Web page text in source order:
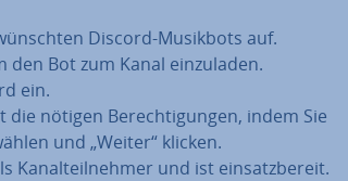
Discord-Musikbots auf.
den Bot zum Kanal ein­zu­la­den.
ein.
die nötigen Be­rech­ti­gun­gen, indem Sie
und „Weiter“ klicken.
Ka­nal­teil­neh­mer und ist ein­satz­be­reit.